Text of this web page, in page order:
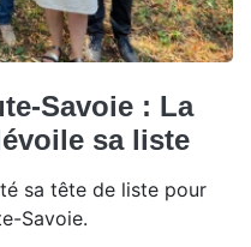
Savoie : La
sa liste
sa tête de liste pour
Savoie.